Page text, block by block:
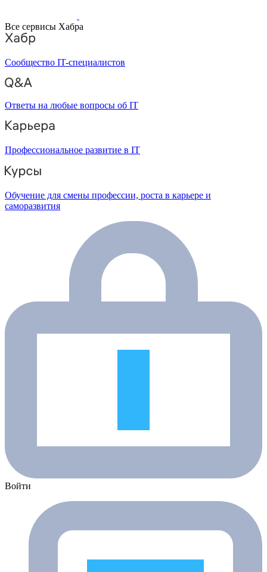
Все сервисы Хабра
Сообщество IT-специалистов
Ответы на любые вопросы об IT
Профессиональное развитие в IT
Обучение для смены профессии, роста в карьере и
саморазвития
Войти